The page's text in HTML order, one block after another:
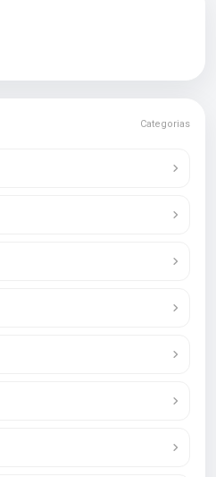
Categorias